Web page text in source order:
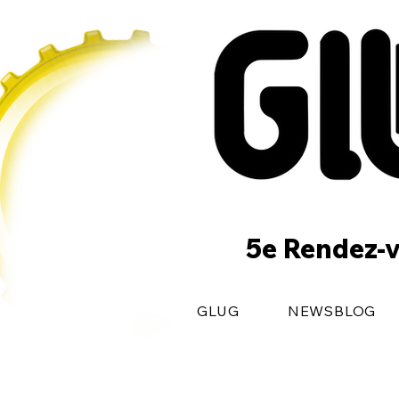
5e
GLUG NEWSBLOG